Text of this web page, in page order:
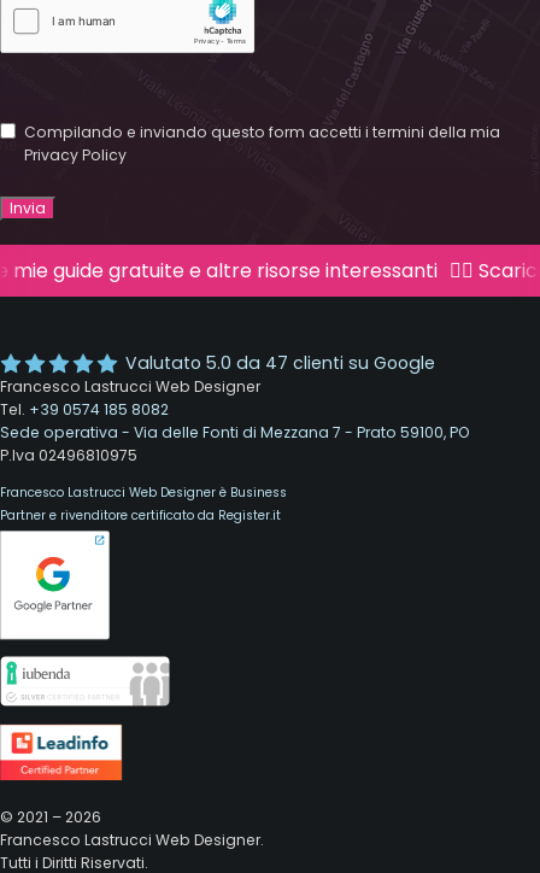
Compilando e inviando questo form accetti i termini della mia
Privacy Policy
Invia
guide gratuite e altre risorse interessanti 👉🏻 Scarica le
Valutato 5.0 da 47 clienti su Google
Francesco Lastrucci Web Designer
Tel. +39 0574 185 8082
Sede operativa - Via delle Fonti di Mezzana 7 - Prato 59100, PO
P.Iva 02496810975
Francesco Lastrucci Web Designer è Business
Partner e rivenditore certificato da Register.it
© 2021 – 2026
Francesco Lastrucci Web Designer.
Tutti i Diritti Riservati.